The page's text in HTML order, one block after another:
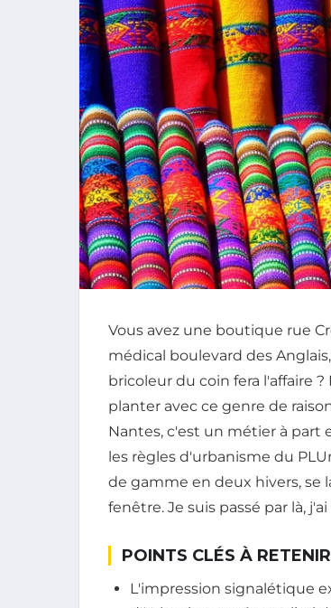
Vous avez une boutique rue
médical boulevard des
bricoleur du coin fera l'affaire
planter avec ce genre de
Nantes, c'est un métier à part
les règles d'urbanisme du
de gamme en deux hivers, se
fenêtre. Je suis passé par là,
POINTS CLÉS À RETENIR
L'impression signalétique